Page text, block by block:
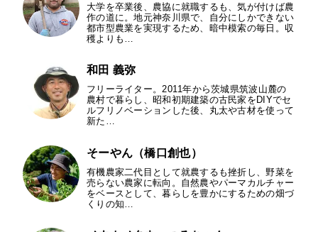
大学を卒業後、農協に就職するも、気が付けば農
作の道に。地元神奈川県で、自分にしかできない
都市型農業を実現するため、暗中模索の毎日。収
穫よりも…
和田 義弥
フリーライター。2011年から茨城県筑波山麓の
農村で暮らし、昭和初期建築の古民家をDIYでセ
ルフリノベーションした後、丸太や古材を使って
新た…
そーやん（橋口創也）
有機農家二代目として就農するも挫折し、野菜を
売らない農家に転向。自然農やパーマカルチャー
をベースとして、暮らしを豊かにするための畑づ
くりの知…